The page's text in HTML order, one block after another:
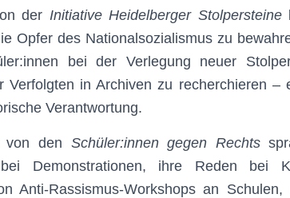
der Initiative Heidelberger Stolpersteine
Opfer des Nationalsozialismus zu
bei der Verlegung neuer
Verfolgten in Archiven zu recherchieren –
Verantwortung.
von den Schüler:innen gegen Rechts
bei Demonstrationen, ihre Reden bei
Anti-Rassismus-Workshops an